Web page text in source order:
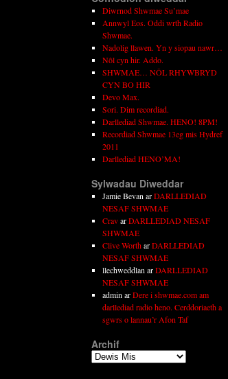
Diwrnod Shwmae Su’mae
Annwyl Eos. Oddi wrth Radio
Shwmae.
Nadolig llawen. Yn y siopau nawr…
Nôl cyn hir. Addo.
SHWMAE… NÔL RHYWBRYD
CYN BO HIR
Devo Max.
Sori. Dim recordiad.
Darllediad Shwmae. HENO! 8PM!
Recordiad Shwmae 13eg mis Hydref
2011
Darllediad HENO’MA!
Sylwadau Diweddar
Jamie Bevan arDARLLEDIAD
NESAF SHWMAE
CravarDARLLEDIAD NESAF
SHWMAE
Clive WortharDARLLEDIAD
NESAF SHWMAE
llechweddlan arDARLLEDIAD
NESAF SHWMAE
admin arDere i shwmae.com am
darllediad radio heno. Cerddoriaeth a
sgwrs o lannau’r Afon Taf
Archif
Archif